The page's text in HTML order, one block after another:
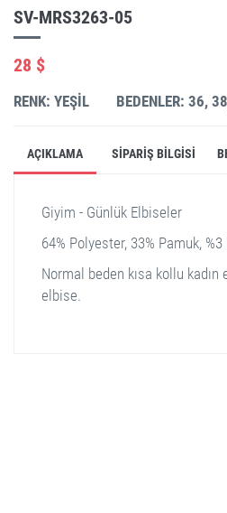
SV-MRS3263-05
28 $
RENK: YEŞIL BEDENLER: 36,
AÇIKLAMA SIPARIŞ BILGISI
Giyim - Günlük Elbiseler
64% Polyester, 33% Pamuk, %3
Normal beden kısa kollu
elbise.